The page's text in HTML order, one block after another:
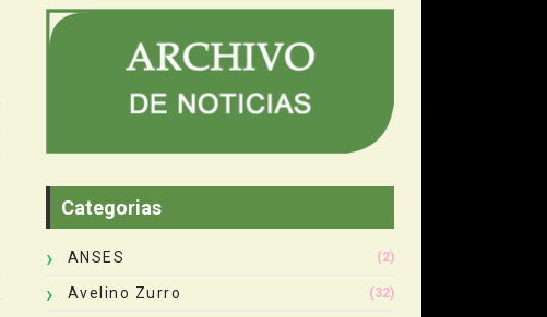
Categorias
ANSES (2)
Avelino Zurro (32)